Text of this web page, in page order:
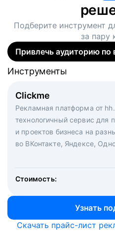
Подберите инструмент
за пару
Привлечь аудиторию
Clickme
Рекламная платформа от
технологичный сервис для
и проектов бизнеса на
во ВКонтакте, Яндексе,
Стоимость:
Узнать
Инструменты
Вакансия дня
Рекламный формат для
hh.ru. Увеличивает
Инструменты
Массовый подбор под ключ.
кандидатов и когда вам
маркетологи, рекрутеры и
hh.ru с целым набором
Инструменты
Скачать прайс-лист